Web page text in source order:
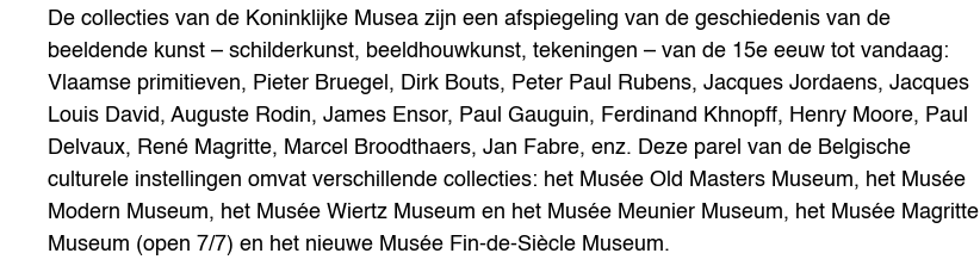
De collecties van de Koninklijke Musea zijn een afspiegeling van de geschiedenis van de
beeldende kunst – schilderkunst, beeldhouwkunst, tekeningen – van de 15e eeuw tot vandaag:
Vlaamse primitieven, Pieter Bruegel, Dirk Bouts, Peter Paul Rubens, Jacques Jordaens, Jacques
Louis David, Auguste Rodin, James Ensor, Paul Gauguin, Ferdinand Khnopff, Henry Moore, Paul
Delvaux, René Magritte, Marcel Broodthaers, Jan Fabre, enz. Deze parel van de Belgische
culturele instellingen omvat verschillende collecties: het Musée Old Masters Museum, het Musée
Modern Museum, het Musée Wiertz Museum en het Musée Meunier Museum, het Musée Magritte
Museum (open 7/7) en het nieuwe Musée Fin-de-Siècle Museum.